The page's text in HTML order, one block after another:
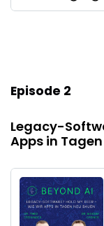
Episode 2
Legacy-
Apps in